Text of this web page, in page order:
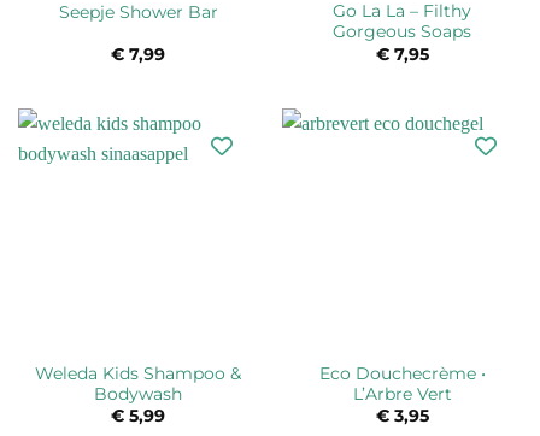
Seepje Shower Bar
€ 7,99
Go La La – Filthy
Gorgeous Soaps
€7,95
Weleda Kids Shampoo &
Bodywash
€ 5,99
Eco Douchecrème •
L’Arbre Vert
€3,95